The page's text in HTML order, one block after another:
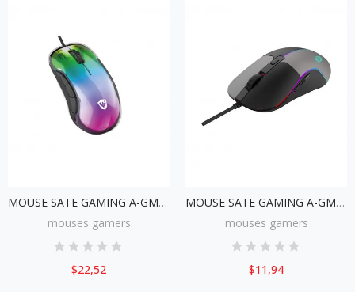
MOUSE SATE GAMING A-GM10 RGB
mouses gamers
$22,52
MOUSE SATE GAMING A-GM11 RGB
mouses gamers
$11,94